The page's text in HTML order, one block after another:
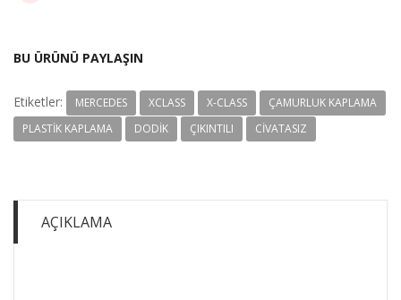
BU ÜRÜNÜ PAYLAŞIN
Etiketler: MERCEDES XCLASS X-CLASS
ÇAMURLUK KAPLAMA
PLASTIK KAPLAMA
DODIK ÇIKINTILI CIVATASIZ
AÇIKLAMA